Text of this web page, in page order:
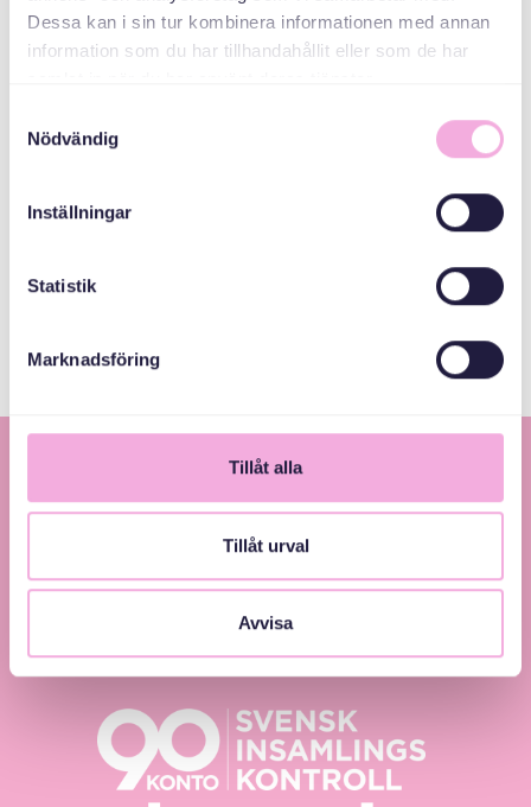
Dessa kan i sin tur kombinera informationen med annan
information som du har tillhandahållit eller som de har
Nödvändig
Inställningar
Statistik
Marknadsföring
Tillåt alla
Tillåt urval
Avvisa
bokningen@svenskamedbaby.se
Svenska med baby – Föräldraträffar för jämlikhet
och inkludering.